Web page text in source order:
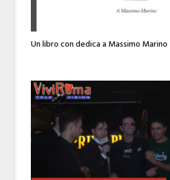
Un libro con dedica a Massimo Marino